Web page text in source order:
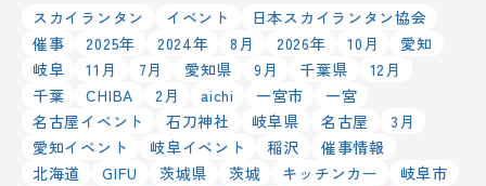
スカイランタン イベント
日本スカイランタン協会
催事
2025年 2024年 8月 2026年 10月
愛知
岐阜
11月 7月 愛知県 9月 千葉県
12月
千葉
CHIBA 2月 aichi 一宮市
一宮
名古屋イベント
石刀神社 岐阜県 名古屋
3月
愛知イベント
岐阜イベント 稲沢
催事情報
北海道
GIFU 茨城県 茨城 キッチンカー
岐阜市